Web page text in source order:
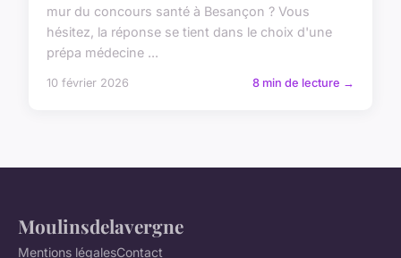
mur du concours santé à Besançon ? Vous
hésitez, la réponse se tient dans le choix d'une
prépa médecine ...
10 février 2026 8 min de lecture →
Moulinsdelavergne
Mentions légalesContact